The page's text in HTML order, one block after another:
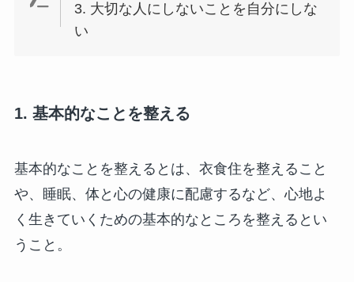
3. 大切な人にしないことを自分にしな
い
1. 基本的なことを整える
基本的なことを整えるとは、衣食住を整えること
や、睡眠、体と心の健康に配慮するなど、心地よ
く生きていくための基本的なところを整えるとい
うこと。